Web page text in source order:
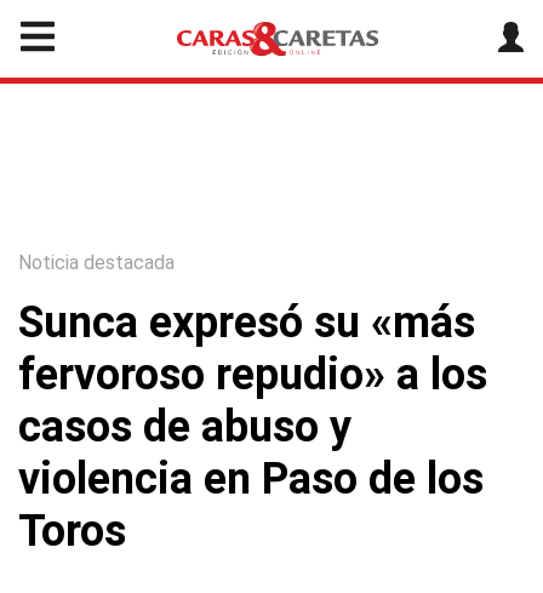
Noticia destacada
Sunca expresó su «más
fervoroso repudio» a los
casos de abuso y
violencia en Paso de los
Toros